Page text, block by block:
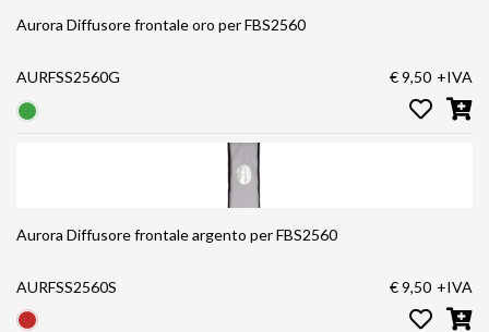
Aurora Diffusore frontale oro per FBS2560
AURFSS2560G € 9,50 +IVA
Aurora Diffusore frontale argento per FBS2560
AURFSS2560S € 9,50 +IVA